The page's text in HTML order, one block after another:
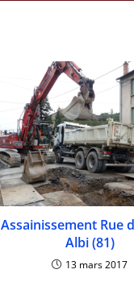
Assainissement Rue
Albi (81)
13 mars 2017